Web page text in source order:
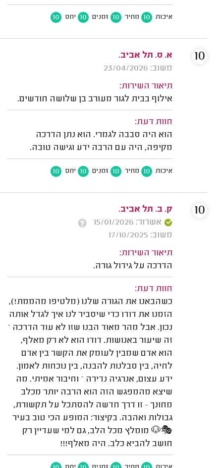
איכות 10 מחיר 10 זמנים 10 יחס 10
א. ס. תל אביב.
משוב: 23/04/2026
תיאור השירות:
אילוף בבית לגור מעורב בן שלושה חודשים.
חוות דעת:
הוא היה סבבה לגמרי. הוא נתן הדרכה
מקיפה, היה עם הרבה ידע וגישה טובה.
איכות 10 מחיר 10 זמנים 10 יחס 10
10
ק. ב. תל אביב.
אשרור: 15/01/2026
משוב: 17/10/2025
תיאור השירות:
הדרכה על גידול גורה.
חוות דעת:
כשהבאנו את הגורה שלנו (מלטיפו מהממת!),
הזמנו את דודו כדי שיסביר לנו איך לגדל אותה
נכון. אבל מהר מאוד הבנו שזו לא עוד הדרכה –
זה שיעור באנושות. דודו הוא לא רק מאלף,
הוא אדם שמבין לעומק את הקשר בין אדם
לחיה, בין סבלנות להבנה, בין נוכחות לאמון.
ידע עצום, אנרגיה נדירה – וחיבור אמיתי. מה
שיצא מהמפגש הזה הוא הרבה יותר מכלב
מחונך — זו דרך חדשה להסתכל על תקשורת,
גבולות ואהבה. בקיצור: המופע הכי טוב בעיר
🎭🐶 מומלץ מכל הלב, גם למי שעדיין רק
חושב להביא כלב. היה מאלף!!!
10